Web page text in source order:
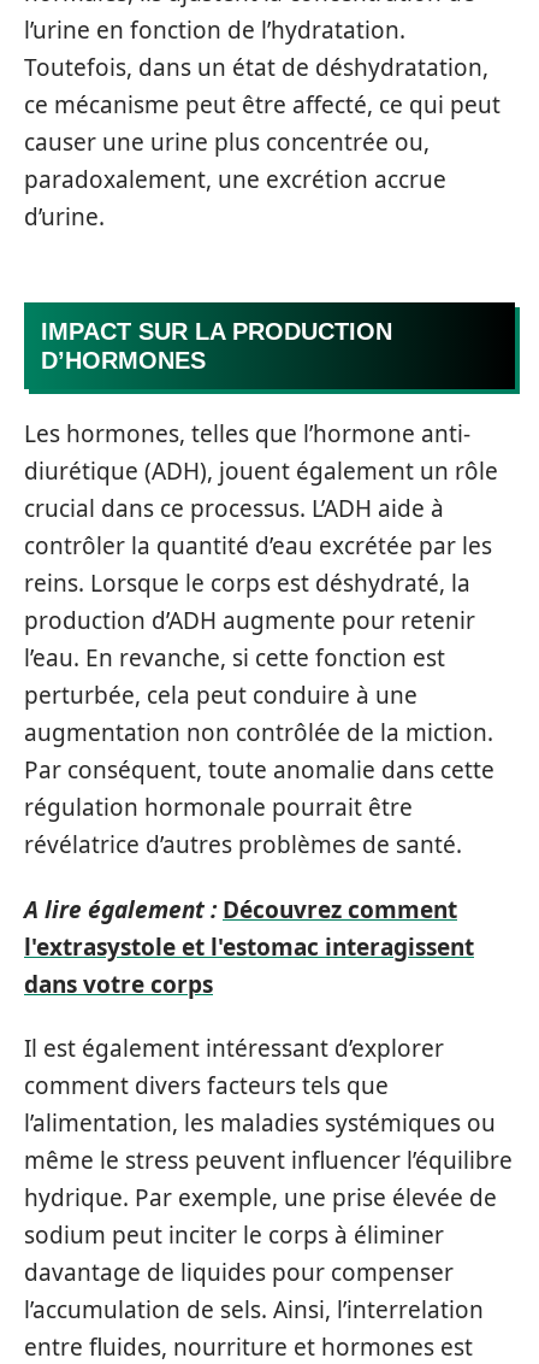
l’urine en fonction de l’hydratation.
Toutefois, dans un état de déshydratation,
ce mécanisme peut être affecté, ce qui peut
causer une urine plus concentrée ou,
paradoxalement, une excrétion accrue
d’urine.
IMPACT SUR LA PRODUCTION
D’HORMONES
Les hormones, telles que l’hormone anti-
diurétique (ADH), jouent également un rôle
crucial dans ce processus. L’ADH aide à
contrôler la quantité d’eau excrétée par les
reins. Lorsque le corps est déshydraté, la
production d’ADH augmente pour retenir
l’eau. En revanche, si cette fonction est
perturbée, cela peut conduire à une
augmentation non contrôlée de la miction.
Par conséquent, toute anomalie dans cette
régulation hormonale pourrait être
révélatrice d’autres problèmes de santé.
A lire également : Découvrez comment
l'extrasystole et l'estomac interagissent
dans votre corps
Il est également intéressant d’explorer
comment divers facteurs tels que
l’alimentation, les maladies systémiques ou
même le stress peuvent influencer l’équilibre
hydrique. Par exemple, une prise élevée de
sodium peut inciter le corps à éliminer
davantage de liquides pour compenser
l’accumulation de sels. Ainsi, l’interrelation
entre fluides, nourriture et hormones est